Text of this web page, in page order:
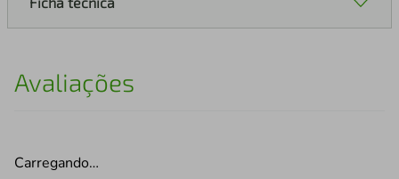
Avaliações
Carregando…